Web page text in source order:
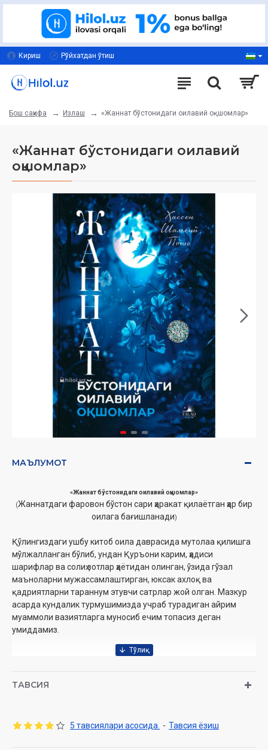
Кириш Рўйхатдан ўтиш
Бош саҳифа Излаш «Жаннат бўстонидаги оилавий оқшомлар»
«Жаннат бўстонидаги оилавий
оқшомлар»
МАЪЛУМОТ
«Жаннат бўстонидаги оилавий оқшомлар»
(Жаннатдаги фаровон бўстон сари ҳаракат қилаётган ҳар бир
оилага бағишланади)
Қўлингиздаги ушбу китоб оила даврасида мутолаа қилишга
мўлжалланган бўлиб, ундан Қуръони карим, ҳадиси
шарифлар ва солиҳ зотлар ҳаётидан олинган, ўзида гўзал
маъноларни мужассамлаштирган, юксак ахлоқ ва
қадриятларни тараннум этувчи сатрлар жой олган. Мазкур
асарда кундалик турмушимизда учраб турадиган айрим
муаммоли вазиятларга муносиб ечим топасиз деган
умиддамиз.
Оҳунд, Абдулбосит Абдулвоҳид
Ҳажми: 392 бет
ТАВСИЯ
5 тавсиялари асосида. - Тавсия ёзиш